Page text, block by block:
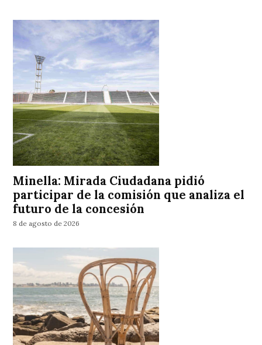
Minella: Mirada Ciudadana pidió
participar de la comisión que analiza el
futuro de la concesión
8 de agosto de 2026